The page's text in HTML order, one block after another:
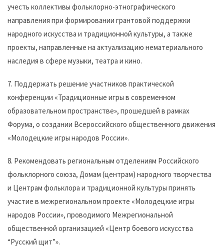
учесть коллективы фольклорно-этнографического
направления при формировании грантовой поддержки
народного искусства и традиционной культуры, а также
проекты, направленные на актуализацию нематериального
наследия в сфере музыки, театра и кино.
7. Поддержать решение участников практической
конференции «Традиционные игры в современном
образовательном пространстве», прошедшей в рамках
Форума, о создании Всероссийского общественного движения
«Молодецкие игры народов России».
8. Рекомендовать региональным отделениям Российского
фольклорного союза, Домам (центрам) народного творчества
и Центрам фольклора и традиционной культуры принять
участие в межрегиональном проекте «Молодецкие игры
народов России», проводимого Межрегиональной
общественной организацией «Центр боевого искусства
“Русский щит”».